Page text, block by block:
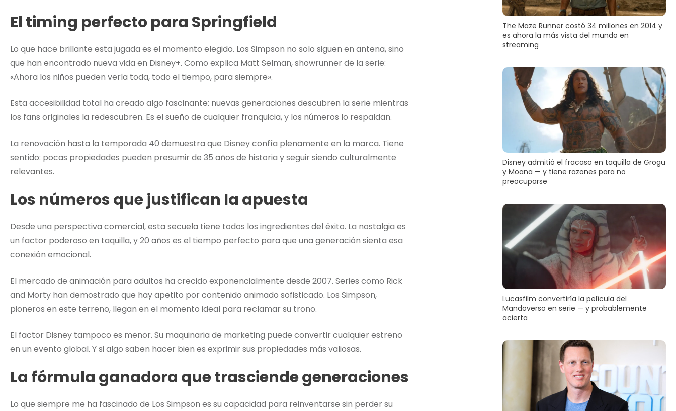
El timing perfecto para Springfield
Lo que hace brillante esta jugada es el momento elegido. Los Simpson no solo siguen en antena, sino
que han encontrado nueva vida en Disney+. Como explica Matt Selman, showrunner de la serie:
«Ahora los niños pueden verla toda, todo el tiempo, para siempre».
Esta accesibilidad total ha creado algo fascinante: nuevas generaciones descubren la serie mientras
los fans originales la redescubren. Es el sueño de cualquier franquicia, y los números lo respaldan.
La renovación hasta la temporada 40 demuestra que Disney confía plenamente en la marca. Tiene
sentido: pocas propiedades pueden presumir de 35 años de historia y seguir siendo culturalmente
relevantes.
Los números que justifican la apuesta
Desde una perspectiva comercial, esta secuela tiene todos los ingredientes del éxito. La nostalgia es
un factor poderoso en taquilla, y 20 años es el tiempo perfecto para que una generación sienta esa
conexión emocional.
El mercado de animación para adultos ha crecido exponencialmente desde 2007. Series como Rick
and Morty han demostrado que hay apetito por contenido animado sofisticado. Los Simpson,
pioneros en este terreno, llegan en el momento ideal para reclamar su trono.
El factor Disney tampoco es menor. Su maquinaria de marketing puede convertir cualquier estreno
en un evento global. Y si algo saben hacer bien es exprimir sus propiedades más valiosas.
La fórmula ganadora que trasciende generaciones
Lo que siempre me ha fascinado de Los Simpson es su capacidad para reinventarse sin perder su
The Maze Runner costó 34 millones en 2014 y
es ahora la más vista del mundo en
streaming
Disney admitió el fracaso en taquilla de Grogu
y Moana — y tiene razones para no
preocuparse
Lucasfilm convertiría la película del
Mandoverso en serie — y probablemente
acierta